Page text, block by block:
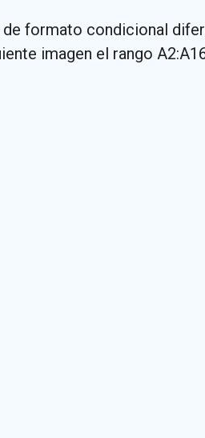
formato condicional
imagen el rango